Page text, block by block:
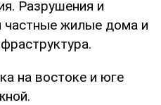
Разрушения и
частные жилые дома и
на востоке и юге